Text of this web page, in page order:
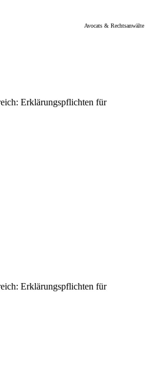
Avocats & Rechtsanwälte
Erklärungspflichten für
Erklärungspflichten für